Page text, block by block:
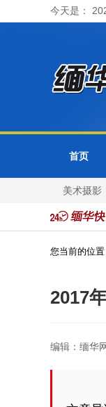
今天是：
首页
美术摄影
勃固省德宫
您当前的位置
2017
编辑：缅华